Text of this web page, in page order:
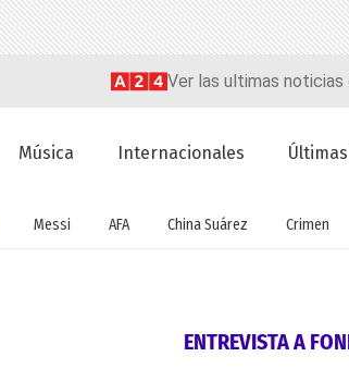
Ver las ultimas noticias
Música Internacionales
Messi AFA China Suárez Crimen
ENTREVISTA A